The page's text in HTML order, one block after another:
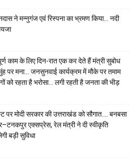
ने मन्नुगंज एवं रिस्पना का भ्रमण किया… नदी
काम के लिए दिन-रात एक कर देते हैं मंत्री सुबोध
पर मना… जनसुनवाई कार्यक्रम में मौके पर तमाम
को रहता है भरोसा… लगी रहती है जनता की भीड़
पर मोदी सरकार की उत्तराखंड को सौगात…. बनबसा
एक्सप्रेस, रेल मंत्री ने दी स्वीकृति
बड़ी सुविधा